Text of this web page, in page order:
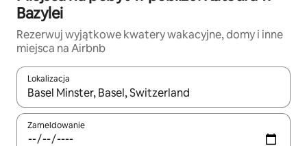
Bazylei
Rezerwuj wyjątkowe kwatery wakacyjne, domy i inne
miejsca na Airbnb
Lokalizacja
Gdy wyniki będą dostępne, możesz poruszać się po nich za
Zameldowanie